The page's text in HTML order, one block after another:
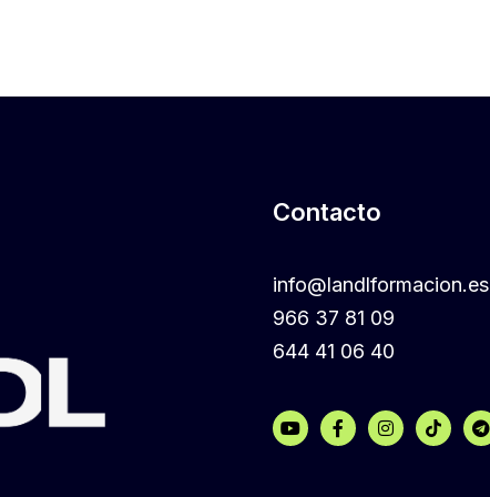
Contacto
info@landlformacion.es
966 37 81 09
644 41 06 40